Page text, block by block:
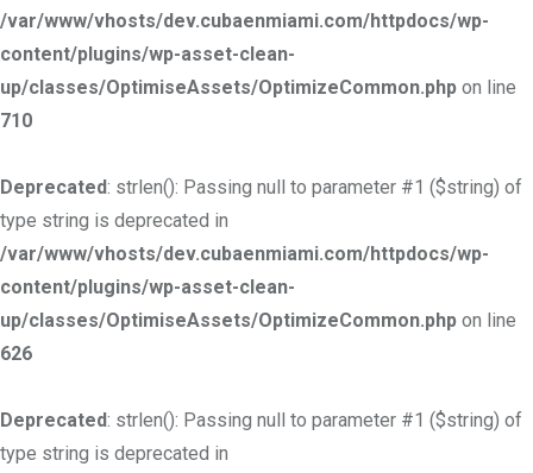
/var/www/vhosts/dev.cubaenmiami.com/httpdocs/wp-
content/plugins/wp-asset-clean-
up/classes/OptimiseAssets/OptimizeCommon.php on line
710
Deprecated: strlen(): Passing null to parameter #1 ($string) of
type string is deprecated in
/var/www/vhosts/dev.cubaenmiami.com/httpdocs/wp-
content/plugins/wp-asset-clean-
up/classes/OptimiseAssets/OptimizeCommon.php on line
626
Deprecated: strlen(): Passing null to parameter #1 ($string) of
type string is deprecated in